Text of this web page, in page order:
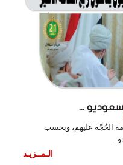
...
إقامة الحُجّة عليهم، وبحسب
.
الـمــزيـد